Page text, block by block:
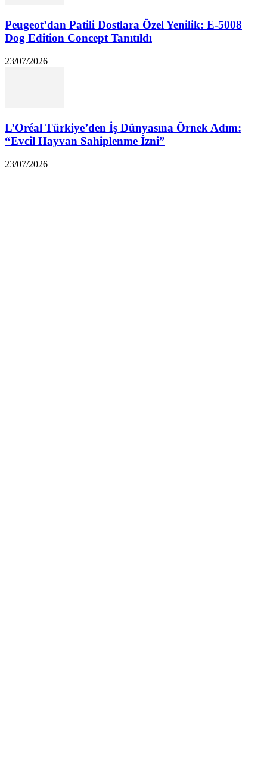
Peugeot’dan Patili Dostlara Özel Yenilik: E-5008
Dog Edition Concept Tanıtıldı
23/07/2026
L’Oréal Türkiye’den İş Dünyasına Örnek Adım:
“Evcil Hayvan Sahiplenme İzni”
23/07/2026